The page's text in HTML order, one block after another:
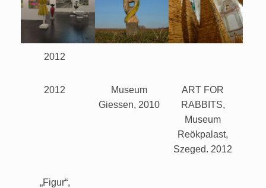
2012
2012
Museum
Giessen, 2010
ART FOR
RABBITS,
Museum
Reökpalast,
Szeged. 2012
„Figur“,